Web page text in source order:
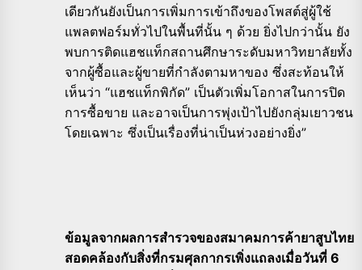
เดียวกันยังเป็นการเพิ่มการเข้าถึงของโพสต์สู่ผู้ใช้
แพลตฟอร์มทั่วไปในพื้นที่นั้น ๆ ด้วย ยิ่งไปกว่านั้น ยัง
พบการติดแฮชแท็กสถานศึกษาระดับมหาวิทยาลัยทั้ง
จากผู้ซื้อและผู้ขายที่กำลังตามหาของ ซึ่งสะท้อนให้
เห็นว่า “แฮชแท็กพิกัด” เป็นตัวเพิ่มโอกาสในการปิด
การซื้อขาย และอาจเป็นการพุ่งเป้าไปยังกลุ่มเยาวชน
โดยเฉพาะ ซึ่งเป็นเรื่องที่น่าเป็นห่วงอย่างยิ่ง”
ข้อมูลจากผลการสำรวจของสมาคมการค้ายาสูบไทย
สอดคล้องกับสิ่งที่กรมศุลกากรเพิ่งแถลงเมื่อวันที่ 6